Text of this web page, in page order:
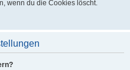
wenn du die Cookies löscht.